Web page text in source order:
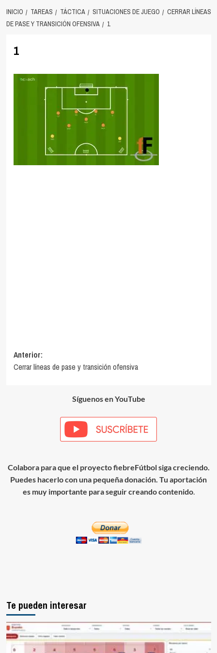
INICIO TAREAS TÁCTICA SITUACIONES DE JUEGO
CERRAR LÍNEAS
DE PASE Y TRANSICIÓN OFENSIVA
1
1
Navegación
de
Anterior:
Cerrar líneas de pase y transición ofensiva
Síguenos en YouTube
Colabora para que el proyecto fiebreFútbol siga creciendo.
Puedes hacerlo con una pequeña donación. Tu aportación
es muy importante para seguir creando contenido.
Te pueden interesar